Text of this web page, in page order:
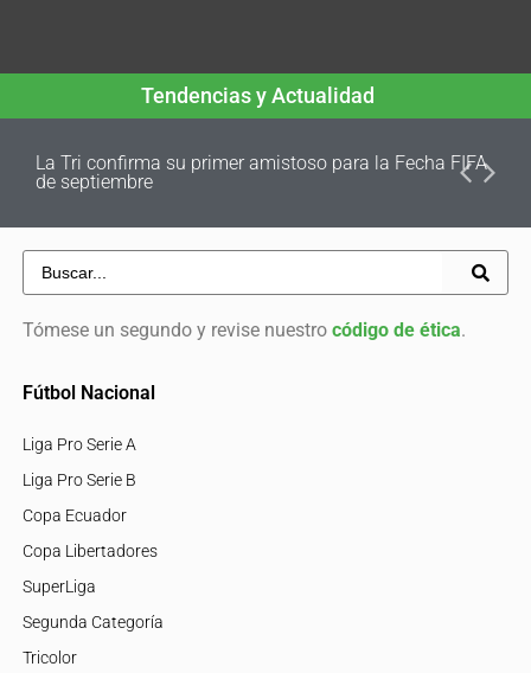
Tendencias y Actualidad
La Tri confirma su primer amistoso para la Fecha FIFA
de septiembre
Tómese un segundo y revise nuestro código de ética.
Fútbol Nacional
Liga Pro Serie A
Liga Pro Serie B
Copa Ecuador
Copa Libertadores
SuperLiga
Segunda Categoría
Tricolor